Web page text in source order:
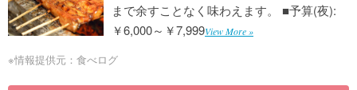
まで余すことなく味わえます。 ■予算(夜):
￥6,000～￥7,999View More »
※情報提供元：食べログ